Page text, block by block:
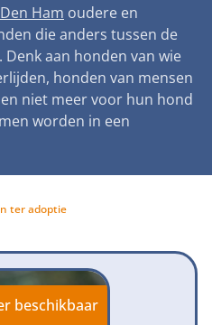
bijtincidenten
cursus
bijtincidenten
grasaren
Dierenbeleid
onze petitie
als bedrijf
een seniorhond
een seniorhond
als vrijwilliger
voor Honden Loop
een donatiebox aan
wij doen
organisatie
Hond
successen voor honden
Contactgegevens
Pers
Nieuws
Nieuwsbrief
Incassodata
Zoeken
Ham oudere en
die anders tussen de
aan honden van wie
honden van mensen
niet meer voor hun hond
worden in een
ter adoptie
beschikbaar